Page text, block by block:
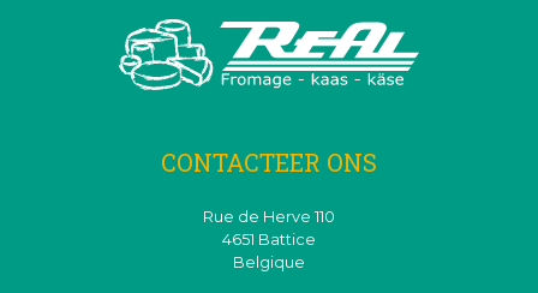
CONTACTEER ONS
Rue de Herve 110
4651 Battice
Belgique